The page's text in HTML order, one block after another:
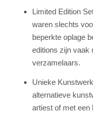
Limited Edition
waren slechts
beperkte oplage
editions zijn vaak
verzamelaars.
Unieke
alternatieve
artiest of met een